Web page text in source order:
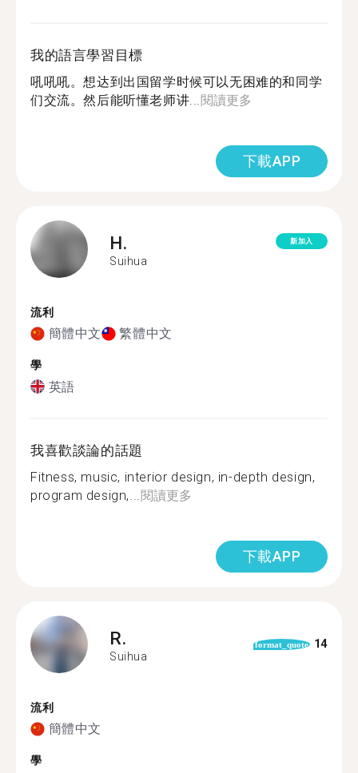
我的語言學習目標
吼吼吼。想达到出国留学时候可以无困难的和同学
们交流。然后能听懂老师讲... 閱讀更多
下載APP
H.
Suihua
新加入
流利
簡體中文 繁體中文
學
英語
我喜歡談論的話題
Fitness, music, interior design, in-depth design,
program design,... 閱讀更多
下載APP
R.
Suihua
format_quote 14
流利
簡體中文
學